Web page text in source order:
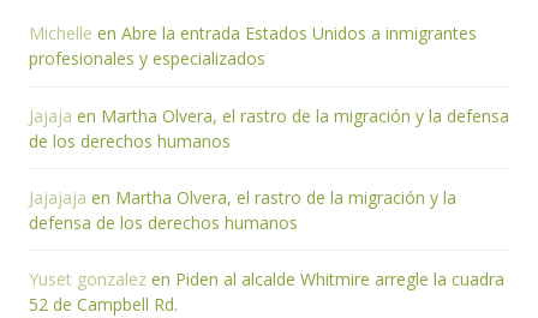
Michelle en Abre la entrada Estados Unidos a inmigrantes
profesionales y especializados
Jajaja en Martha Olvera, el rastro de la migración y la defensa
de los derechos humanos
Jajajaja en Martha Olvera, el rastro de la migración y la
defensa de los derechos humanos
Yuset gonzalez en Piden al alcalde Whitmire arregle la cuadra
52 de Campbell Rd.